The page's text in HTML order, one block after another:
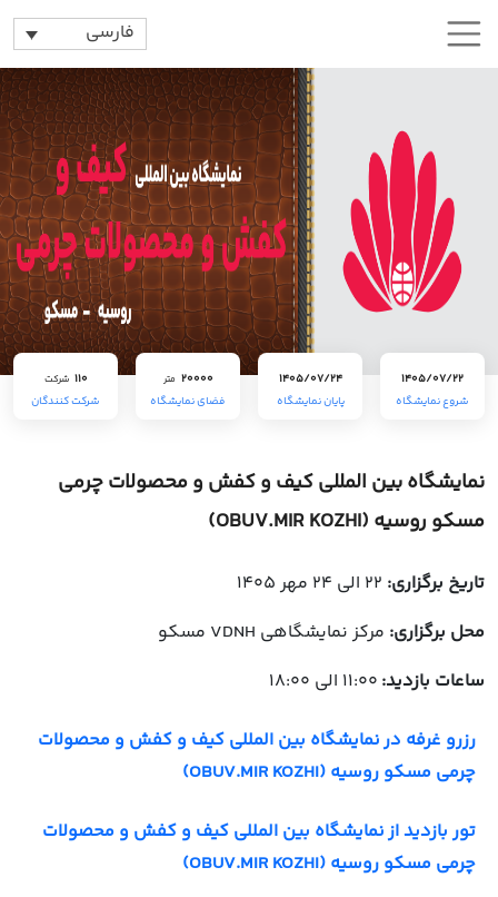
فارسی
1405/07/22
شروع نمایشگاه
1405/07/24
پایان نمایشگاه
20000 متر
فضای نمایشگاه
110 شرکت
شرکت کنندگان
نمایشگاه بین المللی کیف و کفش و محصولات چرمی
مسکو روسیه (OBUV.MIR KOZHI)
تاریخ برگزاری:
محل برگزاری: مرکز نمایشگاهی VDNH مسکو
ساعات بازدید:
رزرو غرفه در نمایشگاه بین المللی کیف و کفش و محصولات
چرمی مسکو روسیه (OBUV.MIR KOZHI)
تور بازدید از نمایشگاه بین المللی کیف و کفش و محصولات
چرمی مسکو روسیه (OBUV.MIR KOZHI)